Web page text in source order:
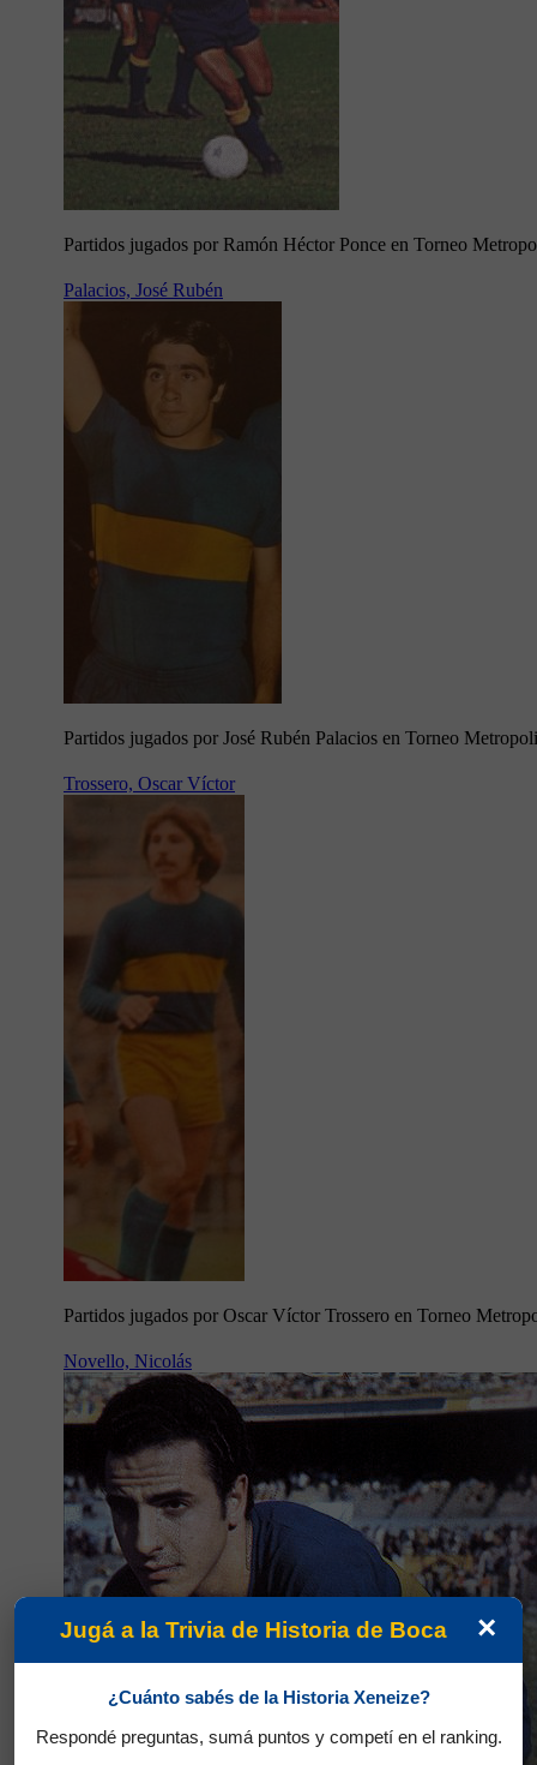
Partidos jugados por Ramón Héctor Ponce en Torneo
Palacios, José Rubén
Partidos jugados por José Rubén Palacios en Torneo
Trossero, Oscar Víctor
Partidos jugados por Oscar Víctor Trossero en Torneo
Novello, Nicolás
×
Jugá a la Trivia de Historia de Boca
¿Cuánto sabés de la Historia Xeneize?
Respondé preguntas, sumá puntos y competí en el ranking.